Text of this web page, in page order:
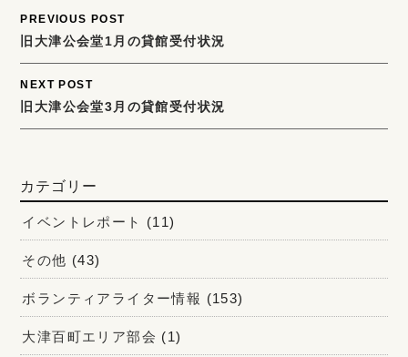
Post
navigation
PREVIOUS POST
旧大津公会堂1月の貸館受付状況
NEXT POST
旧大津公会堂3月の貸館受付状況
カテゴリー
イベントレポート (11)
その他 (43)
ボランティアライター情報 (153)
大津百町エリア部会 (1)